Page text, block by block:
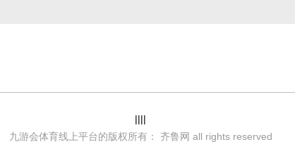
||||
九游会体育线上平台的版权所有： 齐鲁网 all rights reserved